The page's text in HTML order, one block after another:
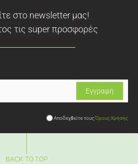
στο newsletter μας!
τις super προσφορές
Αποδεχθείτε τουςΌρους Χρήσης
BACK TO TOP